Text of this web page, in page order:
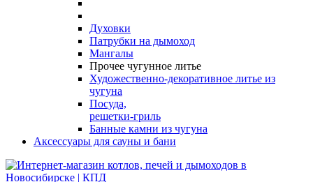
Духовки
Патрубки на дымоход
Мангалы
Прочее чугунное литье
Художественно-декоративное литье из
чугуна
Посуда,
решетки-гриль
Банные камни из чугуна
Аксессуары для сауны и бани